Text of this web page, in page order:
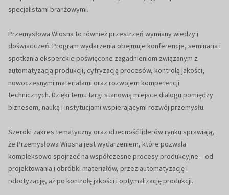
specjalistami branżowymi.
Przemysłowa Wiosna to również przestrzeń wymiany wiedzy i
doświadczeń. Program wydarzenia obejmuje konferencje, seminaria i
spotkania eksperckie poświęcone zagadnieniom związanym z
automatyzacją produkcji, cyfryzacją procesów, kontrolą jakości,
nowoczesnymi materiałami oraz rozwojem kompetencji
technicznych. Dzięki temu targi stanowią miejsce dialogu pomiędzy
biznesem, nauką i instytucjami wspierającymi rozwój przemysłu.
Szeroki zakres tematyczny oraz obecność liderów rynku sprawiają,
że Przemysłowa Wiosna jest wydarzeniem, które pozwala
kompleksowo spojrzeć na współczesne procesy produkcyjne – od
projektowania i obróbki materiałów, przez automatyzację i
robotyzację, aż po kontrolę jakości i optymalizację produkcji.